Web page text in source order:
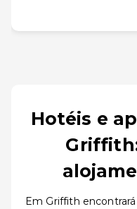
Hotéis e
Em Griffith